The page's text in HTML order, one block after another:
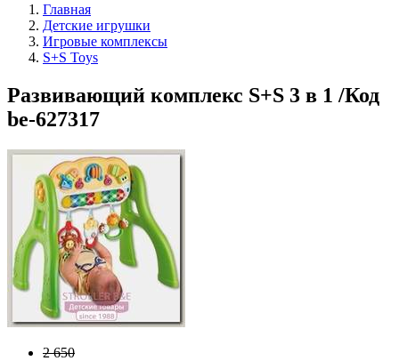
Главная
Детские игрушки
Игровые комплексы
S+S Toys
Развивающий комплекс S+S 3 в 1 /Код
be-627317
2 650